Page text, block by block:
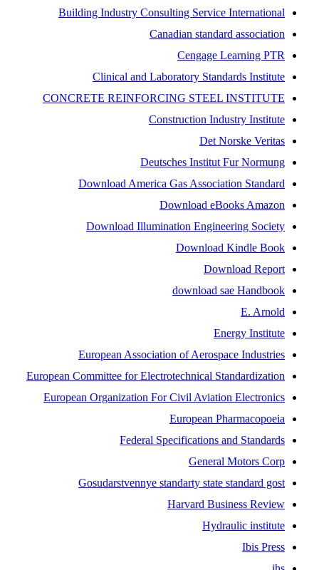
Building Industry Consulting Service International
Canadian standard association
Cengage Learning PTR
Clinical and Laboratory Standards Institute
CONCRETE REINFORCING STEEL INSTITUTE
Construction Industry Institute
Det Norske Veritas
Deutsches Institut Fur Normung
Download America Gas Association Standard
Download eBooks Amazon
Download Illumination Engineering Society
Download Kindle Book
Download Report
download sae Handbook
E. Arnold
Energy Institute
European Association of Aerospace Industries
European Committee for Electrotechnical Standardization
European Organization For Civil Aviation Electronics
European Pharmacopoeia
Federal Specifications and Standards
General Motors Corp
Gosudarstvennye standarty state standard gost
Harvard Business Review
Hydraulic institute
Ibis Press